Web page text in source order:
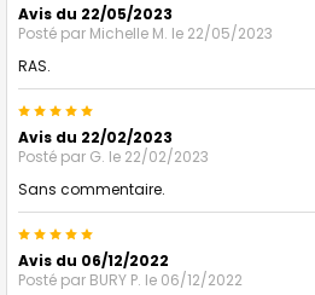
Avis du 22/05/2023
Posté par Michelle M. le 22/05/2023
RAS.
5
Avis du 22/02/2023
Posté par G. le 22/02/2023
Sans commentaire.
5
Avis du 06/12/2022
Posté par BURY P. le 06/12/2022